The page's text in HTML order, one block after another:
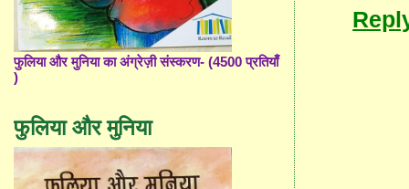
फुलिया और मुनिया का अंग्रेज़ी संस्करण- (4500 प्रतियाँ
)
फुलिया और मुनिया